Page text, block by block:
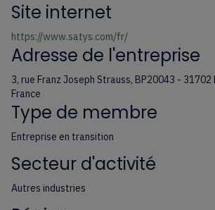
Site internet
https://www.satys.com/fr/
Adresse de l'entreprise
3, rue Franz Joseph Strauss, BP20043 - 31702
France
Type de membre
Entreprise en transition
Secteur d'activité
Autres industries